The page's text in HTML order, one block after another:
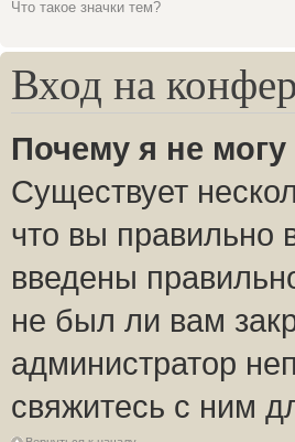
Что такое значки тем?
Вход на
Почему я не могу
Существует
что вы правильно
введены
не был ли вам
администратор
свяжитесь с ним